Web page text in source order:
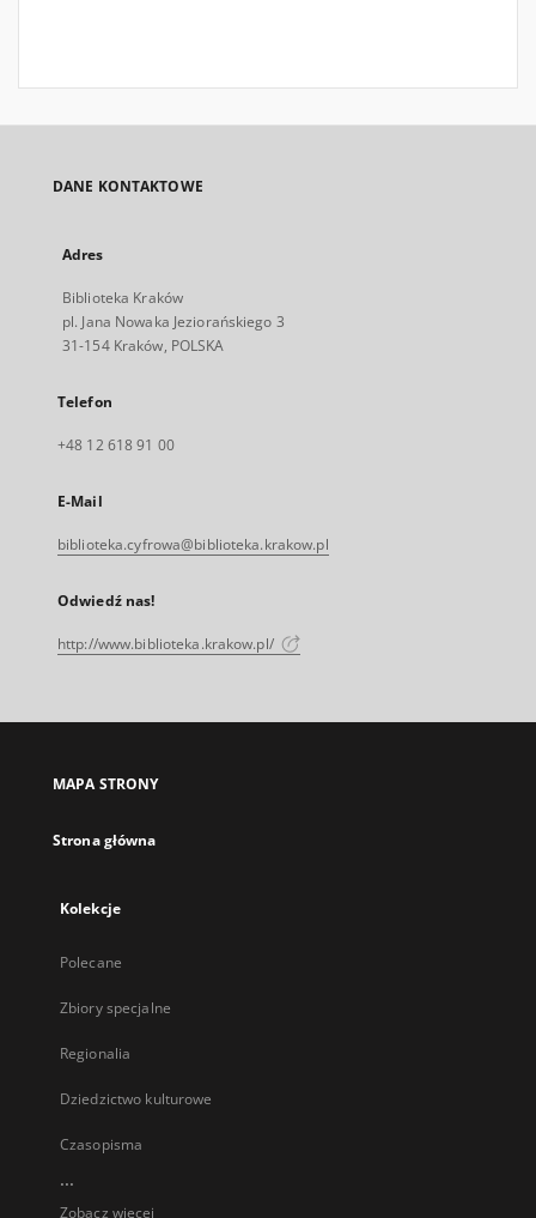
DANE KONTAKTOWE
Adres
Biblioteka Kraków
pl. Jana Nowaka Jeziorańskiego 3
31-154 Kraków, POLSKA
Telefon
+48 12 618 91 00
E-Mail
biblioteka.cyfrowa@biblioteka.krakow.pl
Odwiedź nas!
http://www.biblioteka.krakow.pl/
MAPA STRONY
Strona główna
Kolekcje
Polecane
Zbiory specjalne
Regionalia
Dziedzictwo kulturowe
Czasopisma
...
Zobacz więcej